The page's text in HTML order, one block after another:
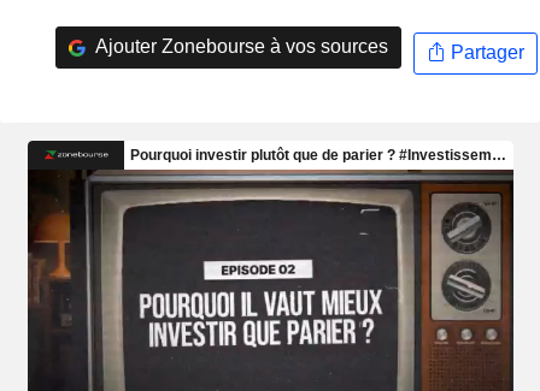
Ajouter Zonebourse à vos sources Partager